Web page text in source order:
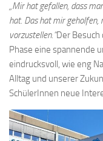
„Mir hat gefallen, dass
hat. Das hat mir geholfen,
vorzustellen.“Der
Phase eine spannende
eindrucksvoll, wie eng
Alltag und unserer
SchülerInnen neue